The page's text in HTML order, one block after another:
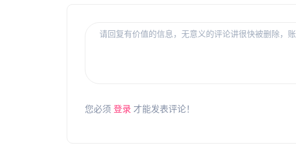
您必须 登录 才能发表评论！